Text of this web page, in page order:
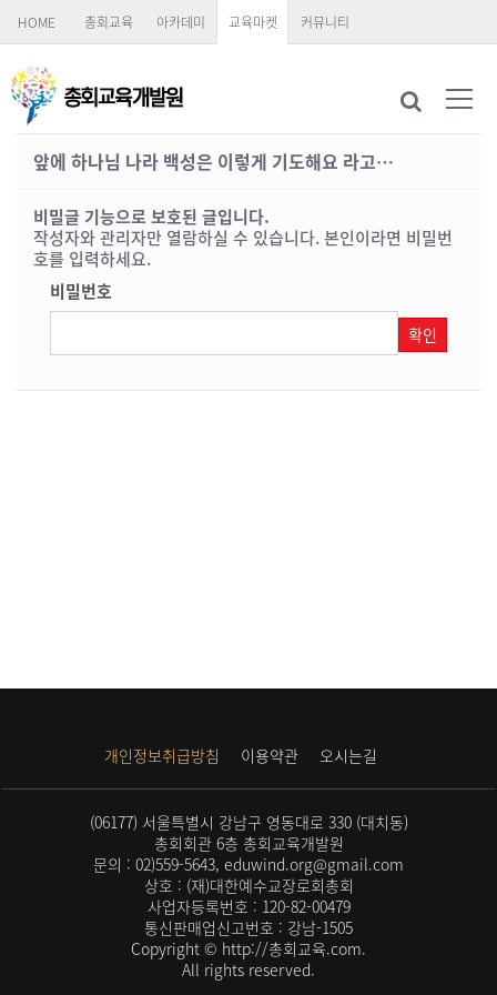
HOME 총회교육 아카데미 교육마켓 커뮤니티
앞에 하나님 나라 백성은 이렇게 기도해요 라고…
비밀글 기능으로 보호된 글입니다.
작성자와 관리자만 열람하실 수 있습니다. 본인이라면 비밀번
호를 입력하세요.
비밀번호
확인
개인정보취급방침 이용약관 오시는길
(06177) 서울특별시 강남구 영동대로 330 (대치동)
총회회관 6층 총회교육개발원
문의 : 02)559-5643, eduwind.org@gmail.com
상호 : (재)대한예수교장로회총회
사업자등록번호 : 120-82-00479
통신판매업신고번호 : 강남-1505
Copyright © http://총회교육.com.
All rights reserved.